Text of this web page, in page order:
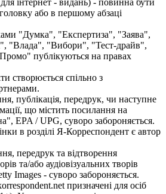
або в першому абзаці
"Думка", "Експертиза", "Заява",
"Влада", "Вибори", "Тест-драйв",
публікуються на правах
створюється спільно з
публікація, передрук, чи наступне
що містить посилання на
EPA / UPG, суворо забороняється.
в розділі Я-Корреспондент є автор
передрук та відтворення
та/або аудіовізуальних творів
Images - суворо забороняється.
призначені для осіб